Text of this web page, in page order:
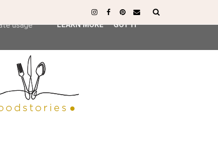
agent
usage
LEARN MORE GOT IT